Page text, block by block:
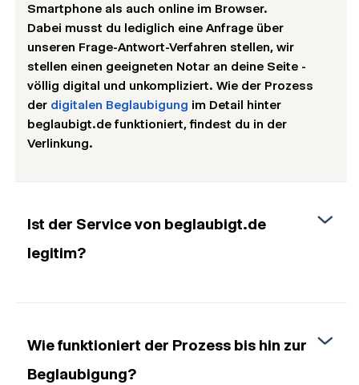
Smartphone als auch online im Browser.
Dabei musst du lediglich eine Anfrage über
unseren Frage-Antwort-Verfahren stellen, wir
stellen einen geeigneten Notar an deine Seite -
völlig digital und unkompliziert. Wie der Prozess
der digitalen Beglaubigung im Detail hinter
beglaubigt.de funktioniert, findest du in der
Verlinkung.
Ist der Service von beglaubigt.de
legitim?
Wie funktioniert der Prozess bis hin zur
Beglaubigung?